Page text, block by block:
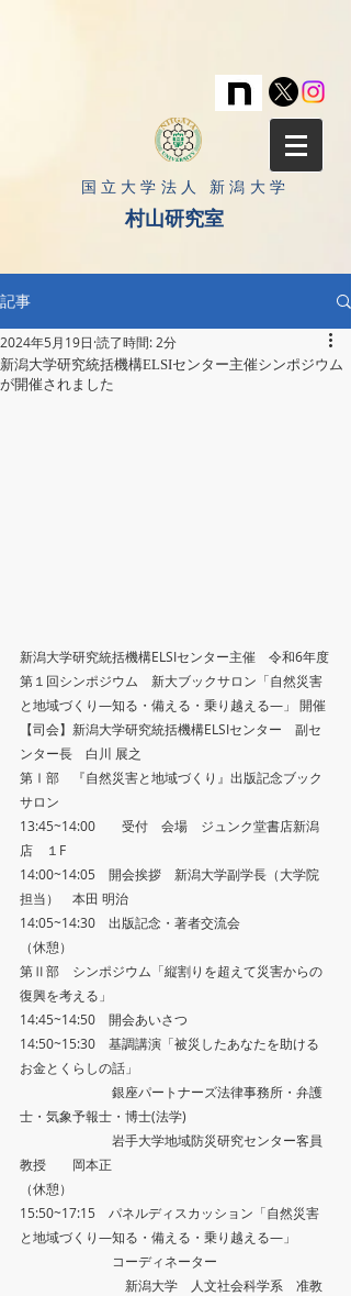
​国立大学法人 新潟大学
村山研究室
記事
新潟大学研究統括機構ELSIセンター主催シンポジウム
が開催されました
2024年5月19日 読了時間: 2分
新潟大学研究統括機構ELSIセンター主催　令和6年度
第１回シンポジウム　新大ブックサロン「自然災害
と地域づくり―知る・備える・乗り越える―」 開催
【司会】新潟大学研究統括機構ELSIセンター　副セ
ンター長　白川 展之
第Ⅰ部　『自然災害と地域づくり』出版記念ブック
サロン
13:45~14:00　　受付　会場　ジュンク堂書店新潟
店　１F
14:00~14:05　開会挨拶　新潟大学副学長（大学院
担当）　本田 明治
14:05~14:30　出版記念・著者交流会
（休憩）
第Ⅱ部　シンポジウム「縦割りを超えて災害からの
復興を考える」
14:45~14:50　開会あいさつ
14:50~15:30　基調講演「被災したあなたを助ける
お金とくらしの話」
銀座パートナーズ法律事務所・弁護
士・気象予報士・博士(法学)
岩手大学地域防災研究センター客員
教授　　岡本正
（休憩）
15:50~17:15　パネルディスカッション「自然災害
と地域づくり―知る・備える・乗り越える―」
コーディネーター
新潟大学　人文社会科学系　准教